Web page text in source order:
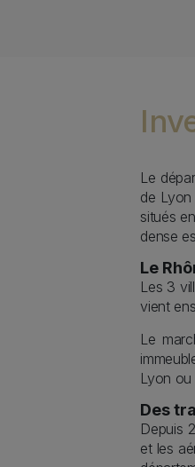
Le
de
situés
dense
Le
Les 3
vient
Le
Lyon ou
Des
Depuis
et les